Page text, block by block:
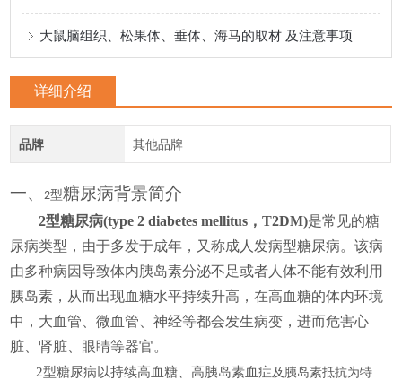
大鼠脑组织、松果体、垂体、海马的取材 及注意事项
详细介绍
品牌 其他品牌
一、 2型糖尿病背景简介
2型糖尿病(type 2 diabetes mellitus，T2DM)是常见的糖
尿病类型，由于多发于成年，又称成人发病型糖尿病。该病
由多种病因导致体内胰岛素分泌不足或者人体不能有效利用
胰岛素，从而出现血糖水平持续升高，在高血糖的体内环境
中，大血管、微血管、神经等都会发生病变，进而危害心
脏、肾脏、眼睛等器官。
2型糖尿病以持续高血糖、高胰岛素血症及胰岛素抵抗为特